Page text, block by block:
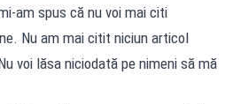
am spus că nu voi mai citi
Nu am mai citit niciun articol
voi lăsa niciodată pe nimeni să mă